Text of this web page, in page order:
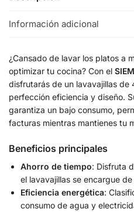
Información adicional
¿Cansado de lavar los platos a
optimizar tu cocina? Con el
disfrutarás de un lavavajillas de
perfección eficiencia y diseño.
garantiza un bajo consumo,
facturas mientras mantienes tu
Beneficios principales
Ahorro de tiempo: Disfruta
el lavavajillas se encargue
Eficiencia energética:
consumo de agua y